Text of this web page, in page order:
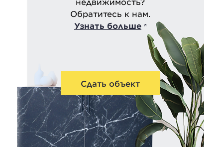
Обратитесь к нам.
Узнать больше
Сдать объект